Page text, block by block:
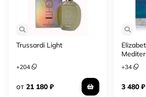
Trussardi Light
+204
от 21 180 ₽
+34
3 480 ₽